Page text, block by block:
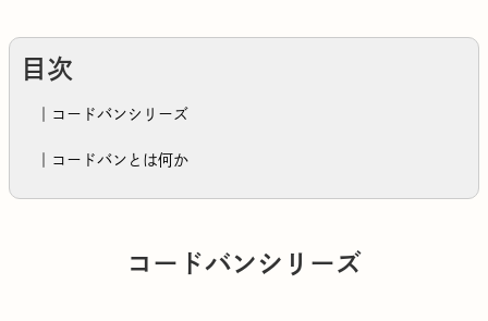
目次
｜コードバンシリーズ
｜コードバンとは何か
コードバンシリーズ